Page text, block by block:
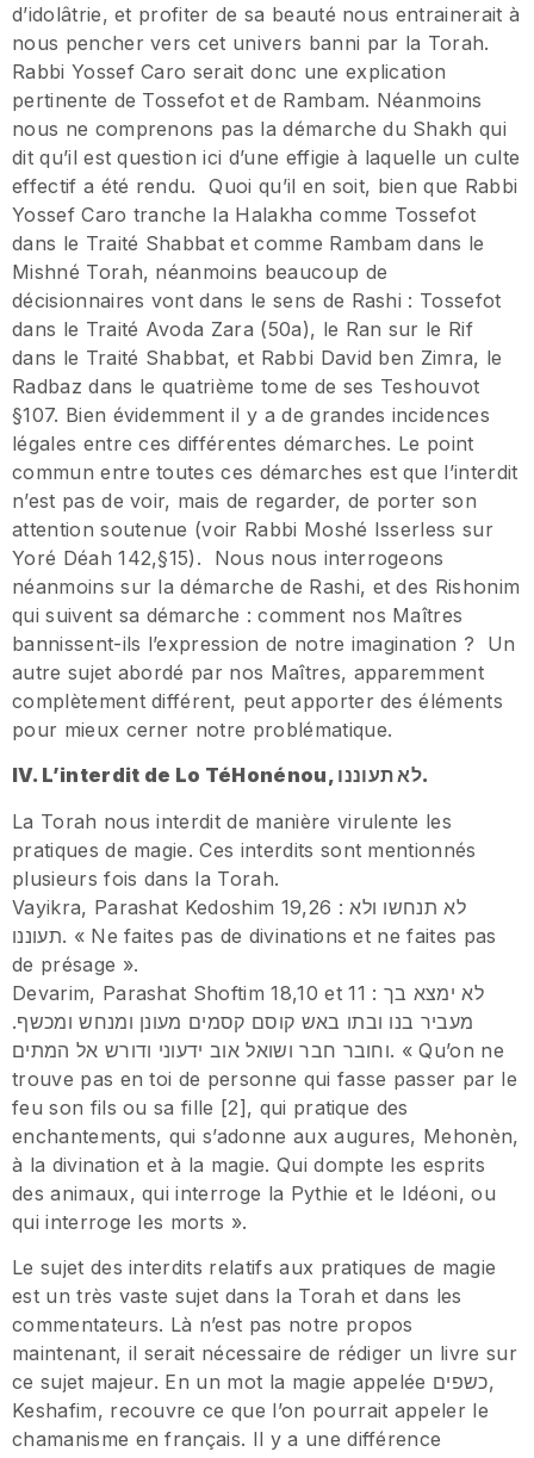
d’idolâtrie, et profiter de sa beauté nous entrainerait à
nous pencher vers cet univers banni par la Torah.
Rabbi Yossef Caro serait donc une explication
pertinente de Tossefot et de Rambam. Néanmoins
nous ne comprenons pas la démarche du Shakh qui
dit qu’il est question ici d’une effigie à laquelle un culte
effectif a été rendu. Quoi qu’il en soit, bien que Rabbi
Yossef Caro tranche la Halakha comme Tossefot
dans le Traité Shabbat et comme Rambam dans le
Mishné Torah, néanmoins beaucoup de
décisionnaires vont dans le sens de Rashi : Tossefot
dans le Traité Avoda Zara (50a), le Ran sur le Rif
dans le Traité Shabbat, et Rabbi David ben Zimra, le
Radbaz dans le quatrième tome de ses Teshouvot
§107. Bien évidemment il y a de grandes incidences
légales entre ces différentes démarches. Le point
commun entre toutes ces démarches est que l’interdit
n’est pas de voir, mais de regarder, de porter son
attention soutenue (voir Rabbi Moshé Isserless sur
Yoré Déah 142,§15). Nous nous interrogeons
néanmoins sur la démarche de Rashi, et des Rishonim
qui suivent sa démarche : comment nos Maîtres
bannissent-ils l’expression de notre imagination ? Un
autre sujet abordé par nos Maîtres, apparemment
complètement différent, peut apporter des éléments
pour mieux cerner notre problématique.
IV. L’interdit de Lo TéHonénou, לא תעוננו.
La Torah nous interdit de manière virulente les
pratiques de magie. Ces interdits sont mentionnés
plusieurs fois dans la Torah.
Vayikra, Parashat Kedoshim 19,26 : לא תנחשו ולא
תעוננו. « Ne faites pas de divinations et ne faites pas
de présage ».
Devarim, Parashat Shoftim 18,10 et 11 : לא ימצא בך
מעביר בנו ובתו באש קוסם קסמים מעונן ומנחש ומכשף.
וחובר חבר ושואל אוב ידעוני ודורש אל המתים. « Qu’on ne
trouve pas en toi de personne qui fasse passer par le
feu son fils ou sa fille [2], qui pratique des
enchantements, qui s’adonne aux augures, Mehonèn,
à la divination et à la magie. Qui dompte les esprits
des animaux, qui interroge la Pythie et le Idéoni, ou
qui interroge les morts ».
Le sujet des interdits relatifs aux pratiques de magie
est un très vaste sujet dans la Torah et dans les
commentateurs. Là n’est pas notre propos
maintenant, il serait nécessaire de rédiger un livre sur
ce sujet majeur. En un mot la magie appelée כשפים,
Keshafim, recouvre ce que l’on pourrait appeler le
chamanisme en français. Il y a une différence